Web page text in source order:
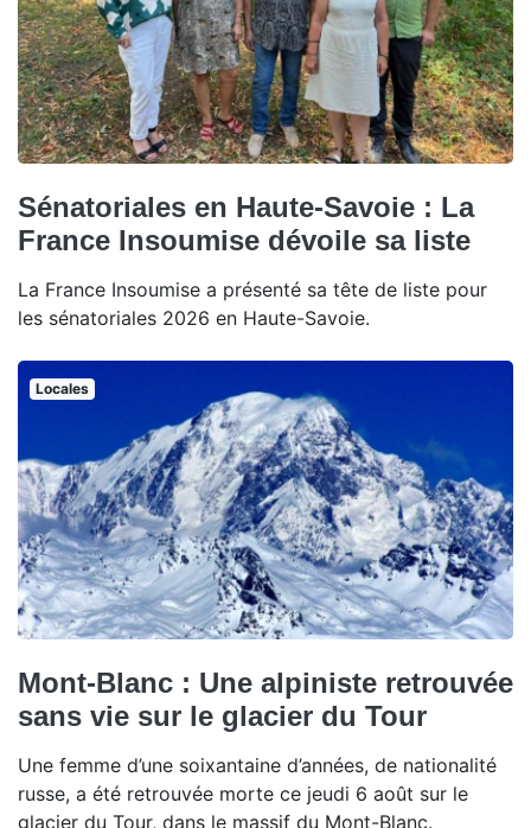
Sénatoriales en Haute-Savoie : La
France Insoumise dévoile sa liste
La France Insoumise a présenté sa tête de liste pour
les sénatoriales 2026 en Haute-Savoie.
Locales
Mont-Blanc : Une alpiniste retrouvée
sans vie sur le glacier du Tour
Une femme d’une soixantaine d’années, de nationalité
russe, a été retrouvée morte ce jeudi 6 août sur le
glacier du Tour, dans le massif du Mont-Blanc.